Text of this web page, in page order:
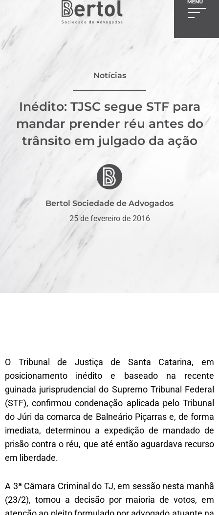
Notícias
Inédito: TJSC segue STF para
mandar prender réu antes do
trânsito em julgado da ação
Bertol Sociedade de Advogados
25 de fevereiro de 2016
O Tribunal de Justiça de Santa Catarina, em
posicionamento inédito e baseado na recente
guinada jurisprudencial do Supremo Tribunal Federal
(STF), confirmou condenação aplicada pelo Tribunal
do Júri da comarca de Balneário Piçarras e, de forma
imediata, determinou a expedição de mandado de
prisão contra o réu, que até então aguardava recurso
em liberdade.
A 3ª Câmara Criminal do TJ, em sessão nesta manhã
(23/2), tomou a decisão por maioria de votos, em